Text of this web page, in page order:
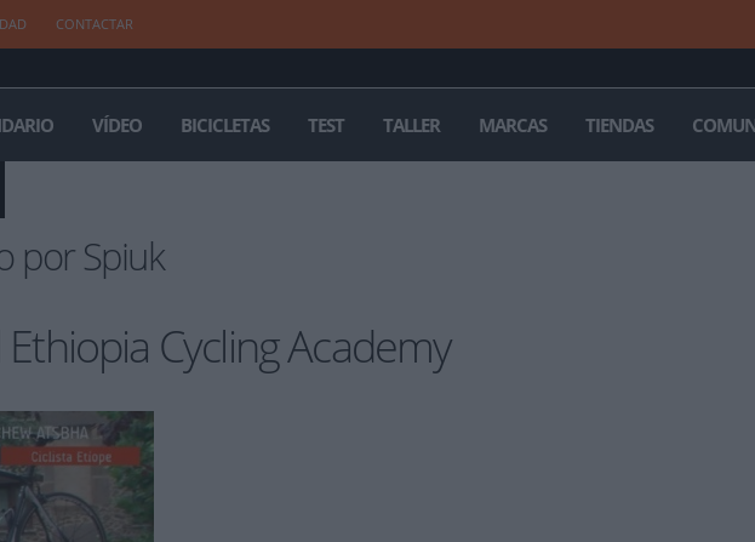
CONTACTAR
VÍDEO BICICLETAS TEST TALLER MARCAS TIENDAS
por Spiuk
Cycling Academy